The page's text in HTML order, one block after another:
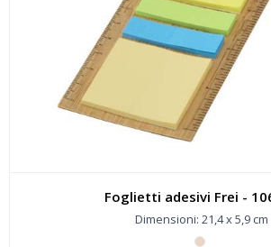
Foglietti adesivi Frei -
Dimensioni: 21,4 x 5,9 cm